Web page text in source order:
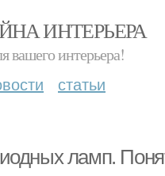
ИНТЕРЬЕРА
вашего интерьера!
статьи
ламп.